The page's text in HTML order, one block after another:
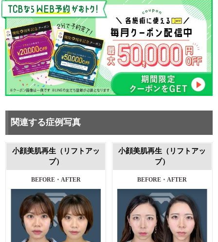
関連する症例写真
小顔美肌再生（リフトアッ
プ）
施術前・1ヶ月後
小顔美肌再生（リフトアッ
プ）
施術前・1ヶ月後